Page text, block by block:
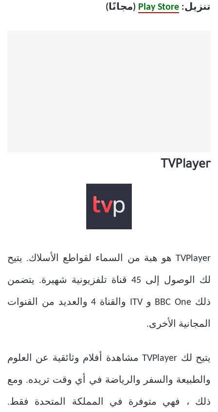
تنزيل: Play Store (مجانًا)
TVPlayer
TVPlayer هو هبة من السماء لقواطع الأسلاك. يتيح
لك الوصول إلى 45 قناة تلفزيونية شهيرة. يتضمن
ذلك BBC One و ITV والقناة 4 والعديد من القنوات
المجانية الأخرى.
يتيح لك TVPlayer مشاهدة أفلام وثائقية عن العلوم
والطبيعة والسفر والرياضة في أي وقت تريده. ومع
ذلك ، فهي متوفرة في المملكة المتحدة فقط.